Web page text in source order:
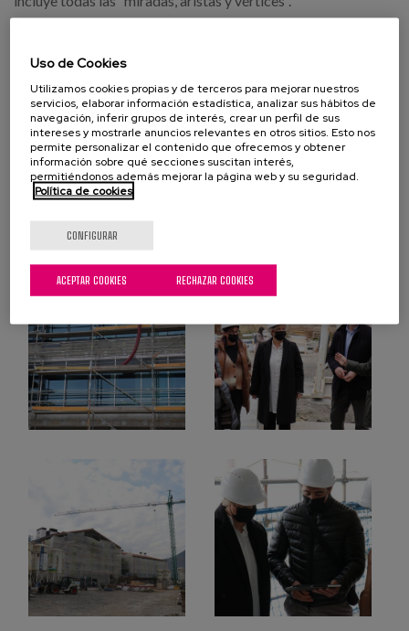
Uso de Cookies
Utilizamos cookies propias y de terceros para mejorar nuestros
servicios, elaborar información estadística, analizar sus hábitos de
navegación, inferir grupos de interés, crear un perfil de sus
intereses y mostrarle anuncios relevantes en otros sitios. Esto nos
permite personalizar el contenido que ofrecemos y obtener
información sobre qué secciones suscitan interés,
permitiéndonos además mejorar la página web y su seguridad.
Política de cookies
CONFIGURAR
RECHAZAR COOKIES
ACEPTAR COOKIES